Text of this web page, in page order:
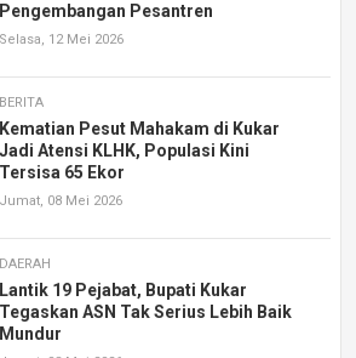
Pengembangan Pesantren
Selasa, 12 Mei 2026
BERITA
Kematian Pesut Mahakam di Kukar
Jadi Atensi KLHK, Populasi Kini
Tersisa 65 Ekor
Jumat, 08 Mei 2026
DAERAH
Lantik 19 Pejabat, Bupati Kukar
Tegaskan ASN Tak Serius Lebih Baik
Mundur